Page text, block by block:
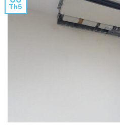
Th5